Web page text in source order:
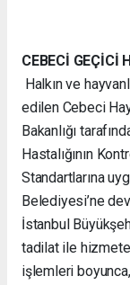
CEBECİ GEÇİCİ
Halkın ve
edilen Cebeci
Bakanlığı
Hastalığının
Standartlarına
Belediyesi’ne
İstanbul
tadilat ile
işlemleri